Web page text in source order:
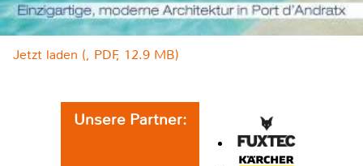
Jetzt laden (, PDF, 12.9 MB)
Unsere Partner: